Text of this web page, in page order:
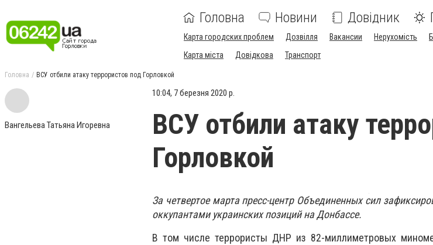
Головна Новини Довідник
Карта городских проблем Дозвілля Вакансии Нерухомість
Карта міста
Довідкова Транспорт
Головна ВСУ отбили атаку террористов под Горловкой
Вангельева Татьяна Игоревна
10:04, 7 березня 2020 р.
ВСУ отбили атаку
Горловкой
За четвертое марта пресс-центр Объединенных сил
оккупантами украинских позиций на Донбассе.
В том числе террористы ДНР из 82-миллиметровых